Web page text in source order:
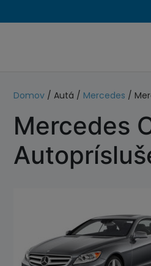
Domov / Autá / Mercedes /
Mercedes